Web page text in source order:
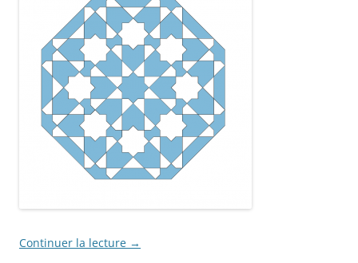
Continuer la lecture →